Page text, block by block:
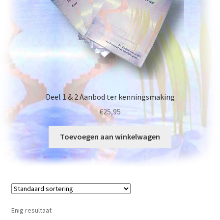
Over de auteur
Deel 1 & 2 Aanbod ter kenningsmaking
€25,95
Toevoegen aan winkelwagen
Enig resultaat